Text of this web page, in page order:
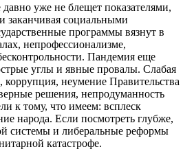
уже не блещет показателями,
заканчивая социальными
программы вязнут в
непрофессионализме,
Пандемия еще
углы и явные провалы. Слабая
неумение Правительства
решения, непродуманность
к тому, что имеем: всплеск
народа. Если посмотреть глубже,
системы и либеральные реформы
катастрофе.